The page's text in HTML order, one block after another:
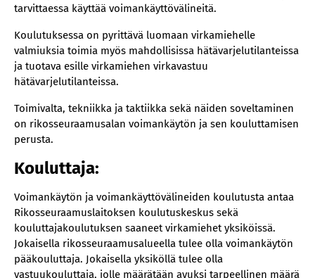
tarvittaessa käyttää voimankäyttövälineitä.
Koulutuksessa on pyrittävä luomaan virkamiehelle
valmiuksia toimia myös mahdollisissa hätävarjelutilanteissa
ja tuotava esille virkamiehen virkavastuu
hätävarjelutilanteissa.
Toimivalta, tekniikka ja taktiikka sekä näiden soveltaminen
on rikosseuraamusalan voimankäytön ja sen kouluttamisen
perusta.
Kouluttaja:
Voimankäytön ja voimankäyttövälineiden koulutusta antaa
Rikosseuraamuslaitoksen koulutuskeskus sekä
kouluttajakoulutuksen saaneet virkamiehet yksiköissä.
Jokaisella rikosseuraamusalueella tulee olla voimankäytön
pääkouluttaja. Jokaisella yksiköllä tulee olla
vastuukouluttaja, jolle määrätään avuksi tarpeellinen määrä